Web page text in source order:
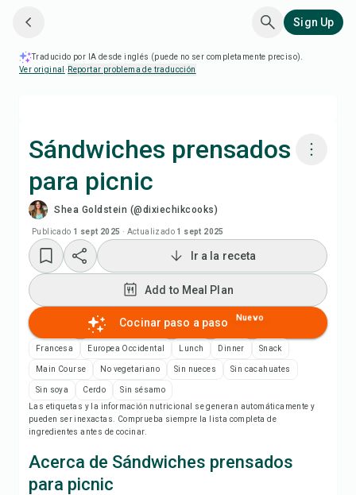
Sign Up
Traducido por IA desde inglés (puede no ser completamente preciso).
Ver original · Reportar problema de traducción
Sándwiches prensados
para picnic
Shea Goldstein (@dixiechikcooks)
Publicado 1 sept 2025 · Actualizado 1 sept 2025
Cocinar con Chefadora AI
Add to Meal Plan
Add to Shopping List
Notas de la receta
Guardar
Ir a la receta
Add to Meal Plan
Cocinar paso a paso Nuevo
Francesa Europea Occidental Lunch Dinner Snack
Main Course No vegetariano Sin nueces Sin cacahuates
Sin soya Cerdo
Sin sésamo
Las etiquetas y la información nutricional se generan automáticamente y
pueden ser inexactas. Comprueba siempre la lista completa de
ingredientes antes de cocinar.
Acerca de Sándwiches prensados
para picnic